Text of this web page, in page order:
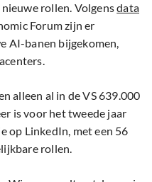
rollen. Volgensdata
Forum zijn er
AI-banen bijgekomen,
alleen al in de VS 639.000
is voor het tweede jaar
op LinkedIn, met een 56
rollen.